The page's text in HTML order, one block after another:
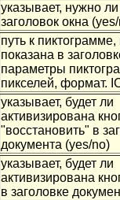
указывает, нужно
заголовок окна
путь к пиктограмме,
показана в
параметры
пикселей, формат.
указывает, будет ли
активизирована
"восстановить" в
документа (yes/no)
указывает, будет ли
активизирована
в заголовке